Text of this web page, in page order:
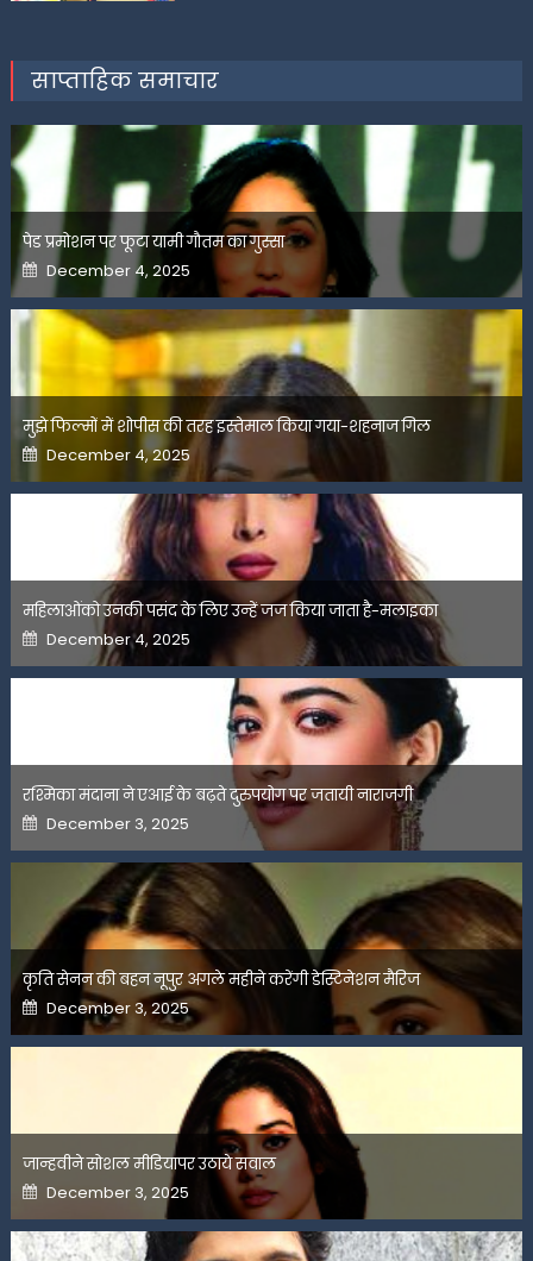
साप्ताहिक समाचार
पेड प्रमोशन पर फूटा यामी गौतम का गुस्सा
Posted
on
December 4, 2025
मुझे फिल्मों में शोपीस की तरह इस्तेमाल किया गया-शहनाज गिल
Posted
on
December 4, 2025
महिलाओंको उनकी पसंद के लिए उन्हें जज किया जाता है-मलाइका
Posted
on
December 4, 2025
रश्मिका मंदाना ने एआई के बढ़ते दुरुपयोग पर जतायी नाराजगी
Posted
on
December 3, 2025
कृति सेनन की बहन नूपुर अगले महीने करेंगी डेस्टिनेशन मैरिज
Posted
on
December 3, 2025
जान्हवीने सोशल मीडियापर उठाये सवाल
Posted
on
December 3, 2025